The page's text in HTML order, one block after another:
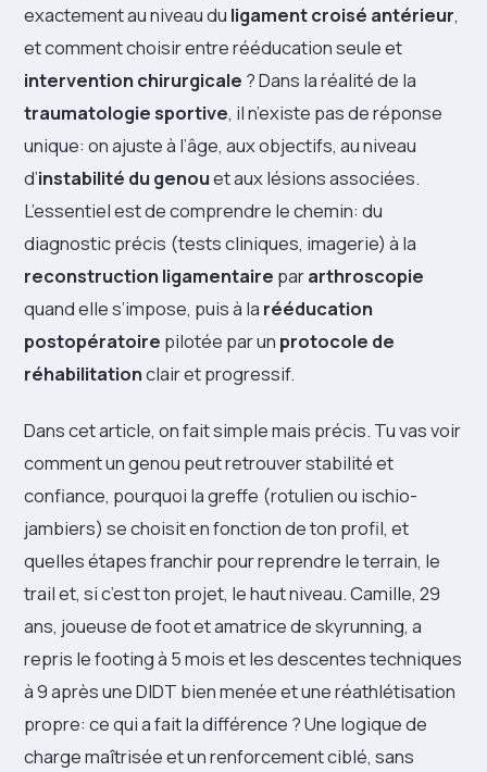
exactement au niveau du ligament croisé antérieur,
et comment choisir entre rééducation seule et
intervention chirurgicale ? Dans la réalité de la
traumatologie sportive, il n’existe pas de réponse
unique: on ajuste à l’âge, aux objectifs, au niveau
d’instabilité du genouet aux lésions associées.
L’essentiel est de comprendre le chemin: du
diagnostic précis (tests cliniques, imagerie) à la
reconstruction ligamentaire pararthroscopie
quand elle s’impose, puis à la rééducation
postopératoire pilotée par un protocole de
réhabilitationclair et progressif.
Dans cet article, on fait simple mais précis. Tu vas voir
comment un genou peut retrouver stabilité et
confiance, pourquoi la greffe (rotulien ou ischio-
jambiers) se choisit en fonction de ton profil, et
quelles étapes franchir pour reprendre le terrain, le
trail et, si c’est ton projet, le haut niveau. Camille, 29
ans, joueuse de foot et amatrice de skyrunning, a
repris le footing à 5 mois et les descentes techniques
à 9 après une DIDT bien menée et une réathlétisation
propre: ce qui a fait la différence ? Une logique de
charge maîtrisée et un renforcement ciblé, sans